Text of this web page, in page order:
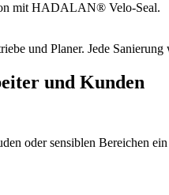
mit HADALAN® Velo‑Seal.
und Planer. Jede
und Kunden
oder sensiblen Bereichen